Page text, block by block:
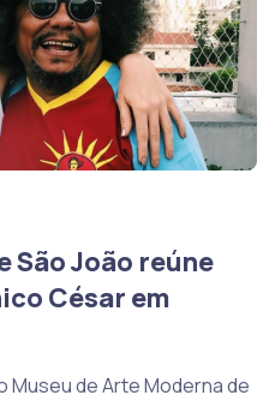
João reúne
César em
Museu de Arte Moderna de